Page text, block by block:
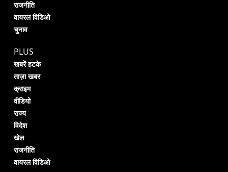
राजनीति
वायरल विडिओ
चुनाव
PLUS
खबरें हटके
ताज़ा खबर
क्राइम
वीडियो
राज्य
विदेश
खेल
राजनीति
वायरल विडिओ